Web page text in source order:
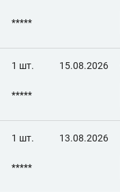
*****
1 шт. 15.08.2026
*****
1 шт. 13.08.2026
*****